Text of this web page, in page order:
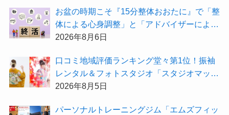
お盆の時期こそ『15分整体おおたに』で「整
体による心身調整」と「アドバイザーによる
身辺整理の準備」をしてみませんか？
2026年8月6日
⼝コミ地域評価ランキング堂々第1位！振袖
レンタル＆フォトスタジオ「スタジオマック
ス」がお得な『2026年8月限定キャンペー
2026年8月5日
パーソナルトレーニングジム「エムズフィッ